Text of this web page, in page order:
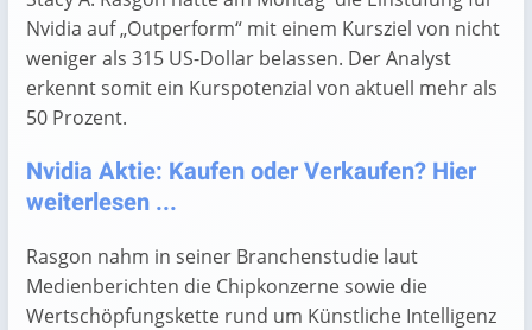
Nvidia auf „Outperform“ mit einem Kursziel von nicht
weniger als 315 US-Dollar belassen. Der Analyst
erkennt somit ein Kurspotenzial von aktuell mehr als
50 Prozent.
Nvidia Aktie: Kaufen oder Verkaufen? Hier
weiterlesen ...
Rasgon nahm in seiner Branchenstudie laut
Medienberichten die Chipkonzerne sowie die
Wertschöpfungskette rund um Künstliche Intelligenz